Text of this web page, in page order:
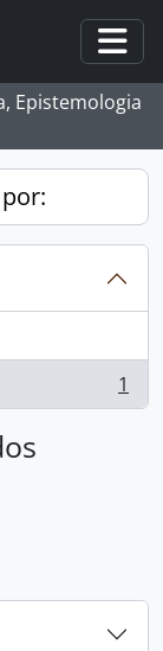
Epistemologia
1